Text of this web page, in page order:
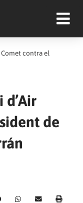
Comet contra el
d’Air
de